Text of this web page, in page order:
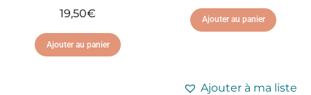
19,50€
Ajouter au panier
Ajouter au panier
Ajouter à ma liste